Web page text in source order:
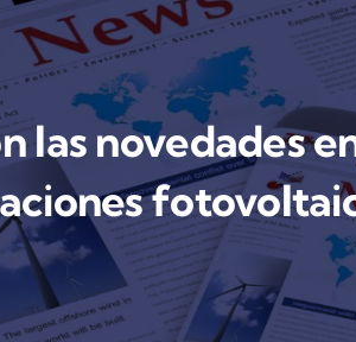
las novedades